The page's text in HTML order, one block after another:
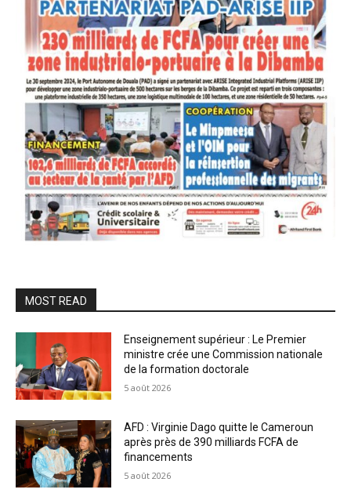
MOST READ
Enseignement supérieur : Le Premier
ministre crée une Commission nationale
de la formation doctorale
5 août 2026
AFD : Virginie Dago quitte le Cameroun
après près de 390 milliards FCFA de
financements
5 août 2026